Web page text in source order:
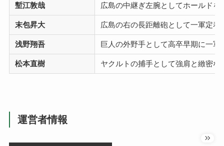
塹江敦哉 広島の中継ぎ左腕としてホールド
末包昇大 広島の右の長距離砲として一軍定
浅野翔吾 巨人の外野手として高卒早期に一
松本直樹 ヤクルトの捕手として強肩と緻密な
運営者情報